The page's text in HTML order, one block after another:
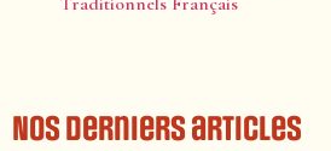
Nos derniers articles